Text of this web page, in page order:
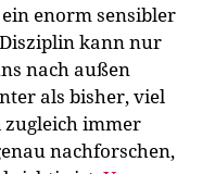
enorm sensibler
kann nur
nach außen
als bisher, viel
immer
nachforschen,